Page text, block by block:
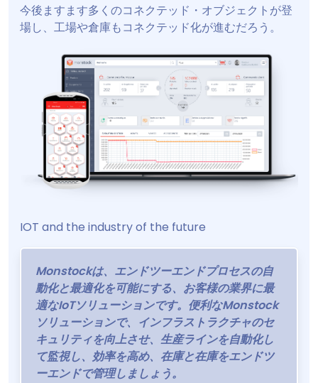
今後ますます多くのコネクテッド・オブジェクトが登
場し、工場や倉庫もコネクテッド化が進むだろう。
IOT and the industry of the future
Monstockは、エンドツーエンドプロセスの自
動化と最適化を可能にする、お客様の業界に最
適なIoTソリューションです。便利なMonstock
ソリューションで、インフラストラクチャのセ
キュリティを向上させ、生産ラインを自動化し
て監視し、効率を高め、在庫と在庫をエンドツ
ーエンドで管理しましょう。